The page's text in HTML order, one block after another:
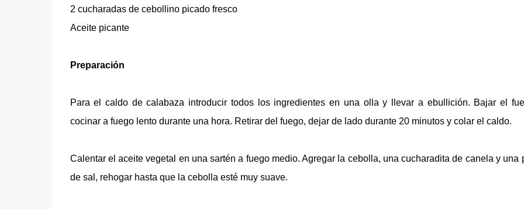
2 cucharadas de cebollino picado fresco
Aceite picante
Preparación
Para el caldo de calabaza introducir todos los ingredientes en una olla y llevar a ebullición. Bajar el
cocinar a fuego lento durante una hora. Retirar del fuego, dejar de lado durante 20 minutos y colar el caldo.
Calentar el aceite vegetal en una sartén a fuego medio. Agregar la cebolla, una cucharadita de canela y una
de sal, rehogar hasta que la cebolla esté muy suave.